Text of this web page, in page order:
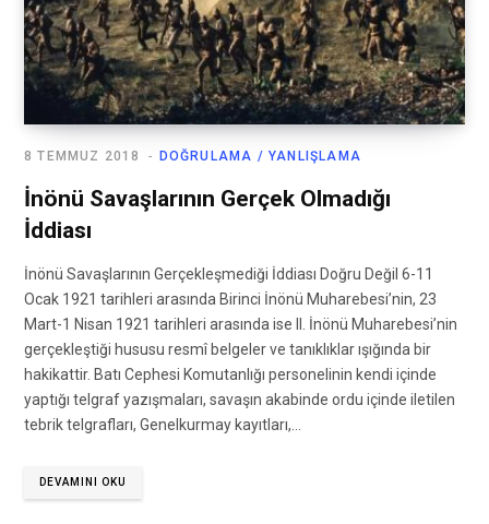
DOĞRULAMA / YANLIŞLAMA
8 TEMMUZ 2018
İnönü Savaşlarının Gerçek Olmadığı
İddiası
İnönü Savaşlarının Gerçekleşmediği İddiası Doğru Değil 6-11
Ocak 1921 tarihleri arasında Birinci İnönü Muharebesi’nin, 23
Mart-1 Nisan 1921 tarihleri arasında ise II. İnönü Muharebesi’nin
gerçekleştiği hususu resmî belgeler ve tanıklıklar ışığında bir
hakikattir. Batı Cephesi Komutanlığı personelinin kendi içinde
yaptığı telgraf yazışmaları, savaşın akabinde ordu içinde iletilen
tebrik telgrafları, Genelkurmay kayıtları,…
DEVAMINI OKU